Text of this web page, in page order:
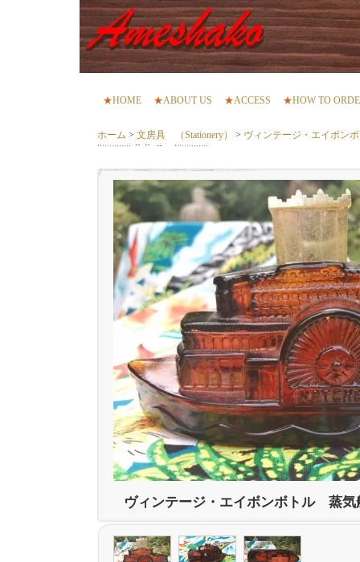
★HOME ★ABOUT US ★ACCESS ★HOW TO
ホーム > 文房具 （Stationery） > ヴィンテージ・エイボン
ヴィンテージ・エイボンボトル 蒸気